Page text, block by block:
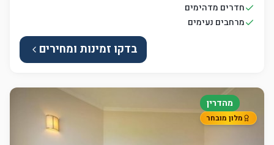
חדרים מדהימים
מרחבים נעימים
בדקו זמינות ומחירים
מהדרין
מלון מובחר